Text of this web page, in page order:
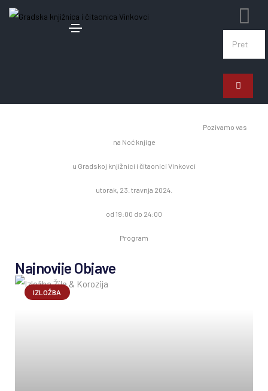
Pozivamo vas
na Noć knjige
u Gradskoj knjižnici i čitaonici Vinkovci
utorak, 23. travnja 2024.
od 19:00 do 24:00
Program
Najnovije Objave
IZLOŽBA